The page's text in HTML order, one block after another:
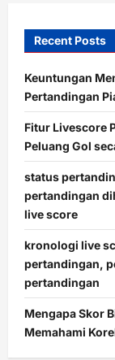
Recent Posts
Keuntungan
Pertandingan
Fitur Livescore
Peluang Gol
status
pertandingan
live score
kronologi live
pertandingan,
pertandingan
Mengapa Skor
Memahami